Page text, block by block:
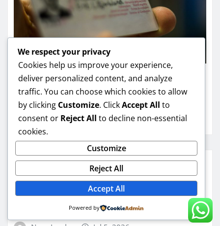
EKTE NORSKE DOKUMENTER
Hasteutstedelse av førerkort
Nora Jacobs Jul 5, 2026
EKTE NORSKE DOKUMENTER
Hvor lenge er førerkortet gyldig?
We respect your privacy
Cookies help us improve your experience,
deliver personalized content, and analyze
traffic. You can choose which cookies to allow
by clicking Customize. ClickAccept All to
consent or Reject All to decline non-essential
cookies.
Customize
Reject All
Accept All
Powered by